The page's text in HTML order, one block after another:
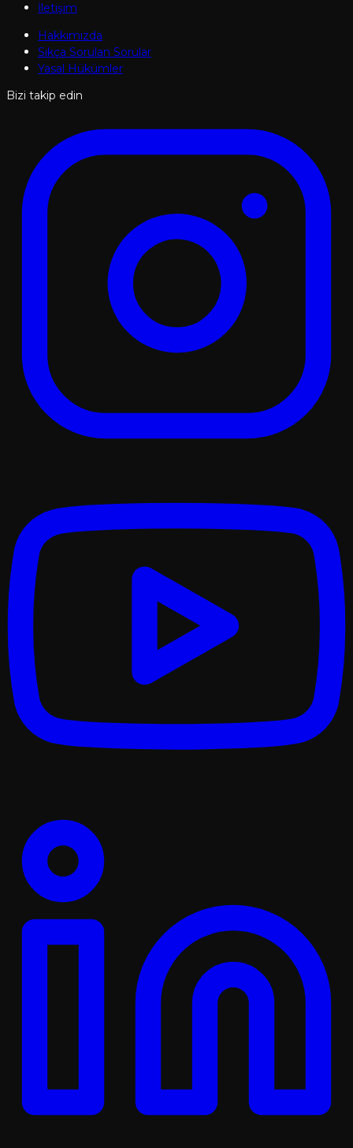
İletişim
Hakkımızda
Sıkça Sorulan Sorular
Yasal Hükümler
Bizi takip edin